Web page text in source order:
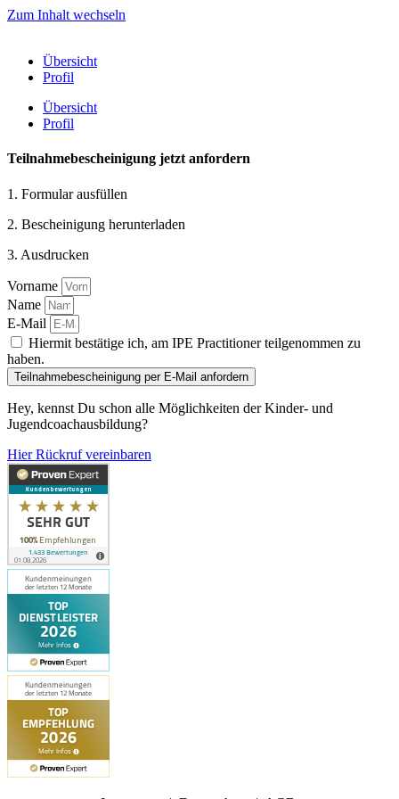
Zum Inhalt wechseln
Übersicht
Profil
Übersicht
Profil
Teilnahmebescheinigung jetzt anfordern
1. Formular ausfüllen
2. Bescheinigung herunterladen
3. Ausdrucken
Vorname
Name
E-Mail
Hiermit bestätige ich, am IPE Practitioner teilgenommen zu
haben.
Teilnahmebescheinigung per E-Mail anfordern
Hey, kennst Du schon alle Möglichkeiten der Kinder- und
Jugendcoachausbildung?
Hier Rückruf vereinbaren